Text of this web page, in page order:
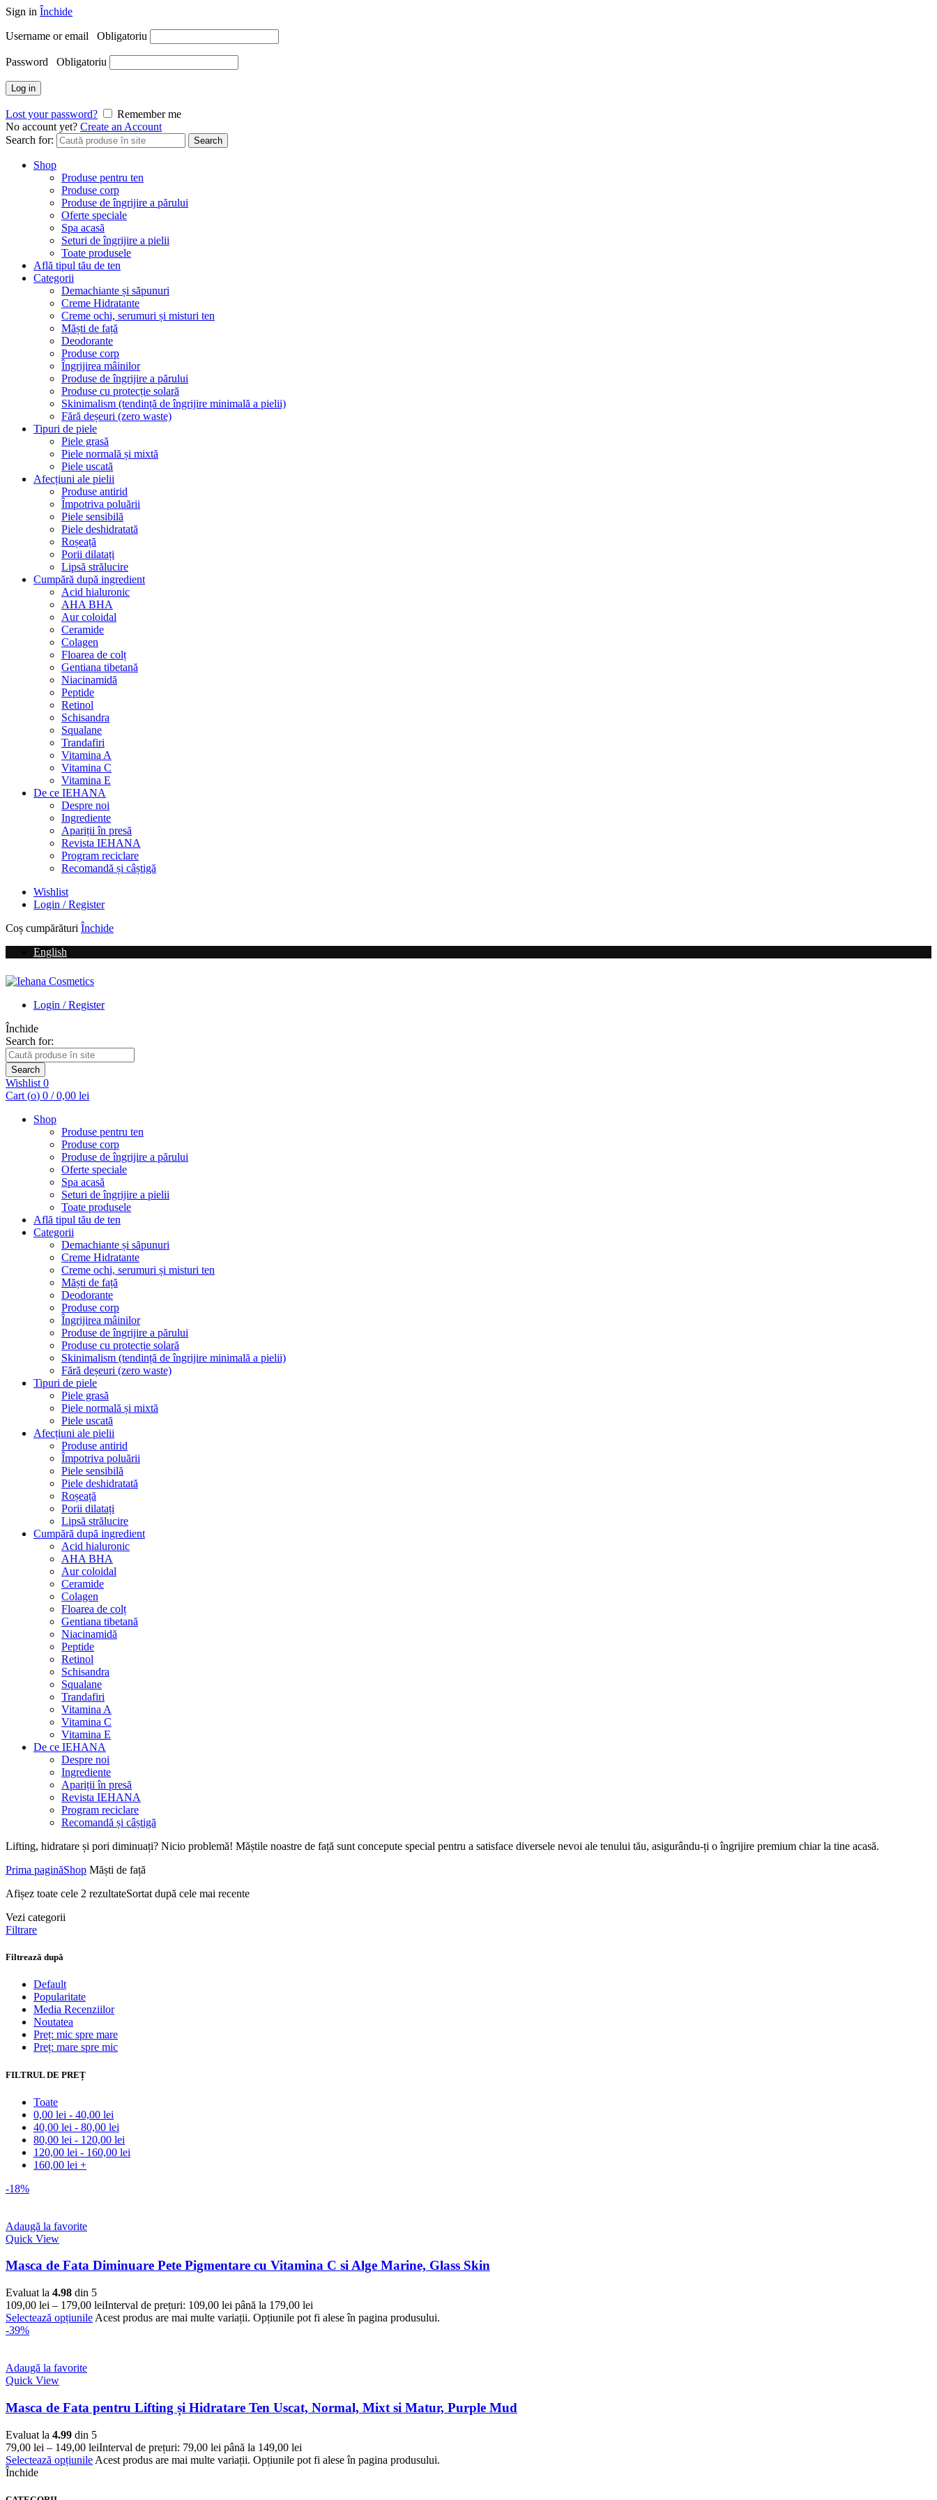
Sign in Închide
Username or email Obligatoriu
Password Obligatoriu
Log in
Lost your password?
Remember me
No account yet? Create an Account
Search for:
Search
Shop
Produse pentru ten
Produse corp
Produse de îngrijire a părului
Oferte speciale
Spa acasă
Seturi de îngrijire a pielii
Toate produsele
Află tipul tău de ten
Categorii
Demachiante și săpunuri
Creme Hidratante
Creme ochi, serumuri și misturi ten
Măști de față
Deodorante
Produse corp
Îngrijirea mâinilor
Produse de îngrijire a părului
Produse cu protecție solară
Skinimalism (tendință de îngrijire minimală a pielii)
Fără deșeuri (zero waste)
Tipuri de piele
Piele grasă
Piele normală și mixtă
Piele uscată
Afecțiuni ale pielii
Produse antirid
Împotriva poluării
Piele sensibilă
Piele deshidratată
Roșeață
Porii dilatați
Lipsă strălucire
Cumpără după ingredient
Acid hialuronic
AHA BHA
Aur coloidal
Ceramide
Colagen
Floarea de colț
Gentiana tibetană
Niacinamidă
Peptide
Retinol
Schisandra
Squalane
Trandafiri
Vitamina A
Vitamina C
Vitamina E
De ce IEHANA
Despre noi
Ingrediente
Apariții în presă
Revista IEHANA
Program reciclare
Recomandă și câștigă
Wishlist
Login / Register
Coș cumpărături Închide
English
Login / Register
Închide
Search for:
Search
Wishlist 0
Cart (o) 0 / 0,00 lei
Shop
Produse pentru ten
Produse corp
Produse de îngrijire a părului
Oferte speciale
Spa acasă
Seturi de îngrijire a pielii
Toate produsele
Află tipul tău de ten
Categorii
Demachiante și săpunuri
Creme Hidratante
Creme ochi, serumuri și misturi ten
Măști de față
Deodorante
Produse corp
Îngrijirea mâinilor
Produse de îngrijire a părului
Produse cu protecție solară
Skinimalism (tendință de îngrijire minimală a pielii)
Fără deșeuri (zero waste)
Tipuri de piele
Piele grasă
Piele normală și mixtă
Piele uscată
Afecțiuni ale pielii
Produse antirid
Împotriva poluării
Piele sensibilă
Piele deshidratată
Roșeață
Porii dilatați
Lipsă strălucire
Cumpără după ingredient
Acid hialuronic
AHA BHA
Aur coloidal
Ceramide
Colagen
Floarea de colț
Gentiana tibetană
Niacinamidă
Peptide
Retinol
Schisandra
Squalane
Trandafiri
Vitamina A
Vitamina C
Vitamina E
De ce IEHANA
Despre noi
Ingrediente
Apariții în presă
Revista IEHANA
Program reciclare
Recomandă și câștigă
Lifting, hidratare și pori diminuați? Nicio problemă! Măștile noastre de față sunt concepute special pentru a satisface diversele nevoi ale tenului tău, asigurându-ți o îngrijire premium chiar la tine acasă.
Prima paginăShop Măști de față
Afișez toate cele 2 rezultateSortat după cele mai recente
Vezi categorii
Filtrare
Filtrează după
Default
Popularitate
Media Recenziilor
Noutatea
Preț: mic spre mare
Preț: mare spre mic
FILTRUL DE PREȚ
Toate
0,00 lei - 40,00 lei
40,00 lei - 80,00 lei
80,00 lei - 120,00 lei
120,00 lei - 160,00 lei
160,00 lei +
-18%
Adaugă la favorite
Quick View
Masca de Fata Diminuare Pete Pigmentare cu Vitamina C si Alge Marine, Glass Skin
Evaluat la 4.98 din 5
109,00 lei – 179,00 leiInterval de prețuri: 109,00 lei până la 179,00 lei
Selectează opțiunile Acest produs are mai multe variații. Opțiunile pot fi alese în pagina produsului.
-39%
Adaugă la favorite
Quick View
Masca de Fata pentru Lifting și Hidratare Ten Uscat, Normal, Mixt si Matur, Purple Mud
Evaluat la 4.99 din 5
79,00 lei – 149,00 leiInterval de prețuri: 79,00 lei până la 149,00 lei
Selectează opțiunile Acest produs are mai multe variații. Opțiunile pot fi alese în pagina produsului.
Închide